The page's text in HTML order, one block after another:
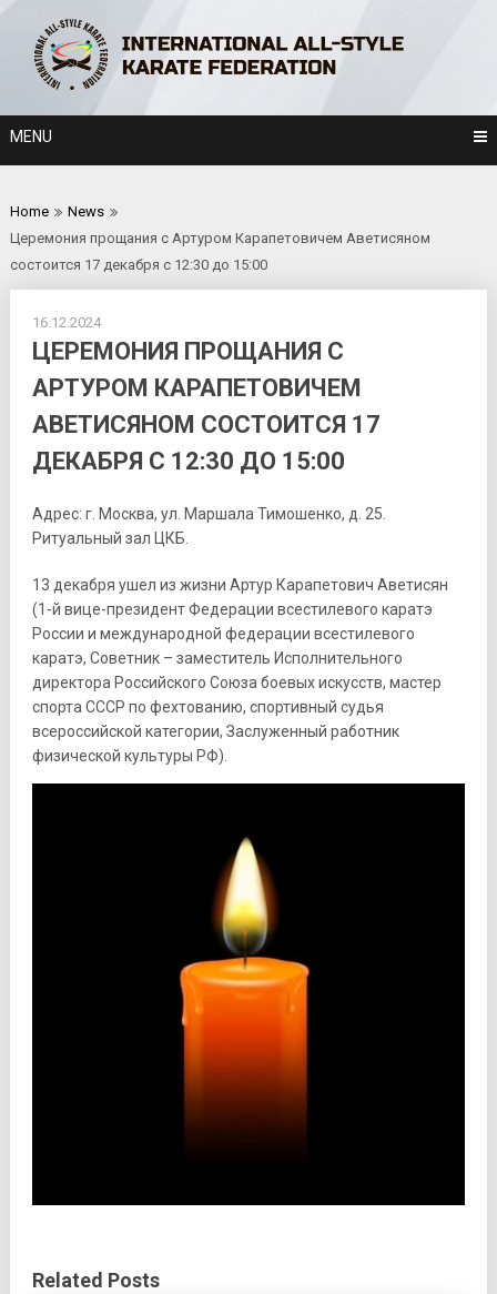
content
MENU
Home
News
Церемония прощания с Артуром Карапетовичем Аветисяном
состоится 17 декабря с 12:30 до 15:00
16.12.2024
ЦЕРЕМОНИЯ ПРОЩАНИЯ С
АРТУРОМ КАРАПЕТОВИЧЕМ
АВЕТИСЯНОМ СОСТОИТСЯ 17
ДЕКАБРЯ С 12:30 ДО 15:00
Адрес: г. Москва, ул. Маршала Тимошенко, д. 25.
Ритуальный зал ЦКБ.
13 декабря ушел из жизни Артур Карапетович Аветисян
(1-й вице-президент Федерации всестилевого каратэ
России и международной федерации всестилевого
каратэ, Советник – заместитель Исполнительного
директора Российского Союза боевых искусств, мастер
спорта СССР по фехтованию, спортивный судья
всероссийской категории, Заслуженный работник
физической культуры РФ).
Related Posts